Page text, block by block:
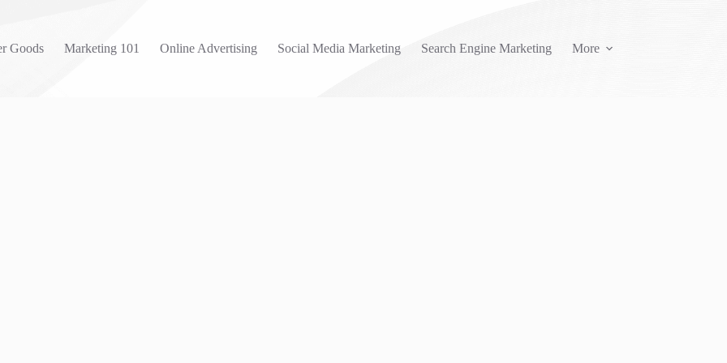
Goods Marketing 101 Online Advertising Social Media Marketing Search Engine Marketing More